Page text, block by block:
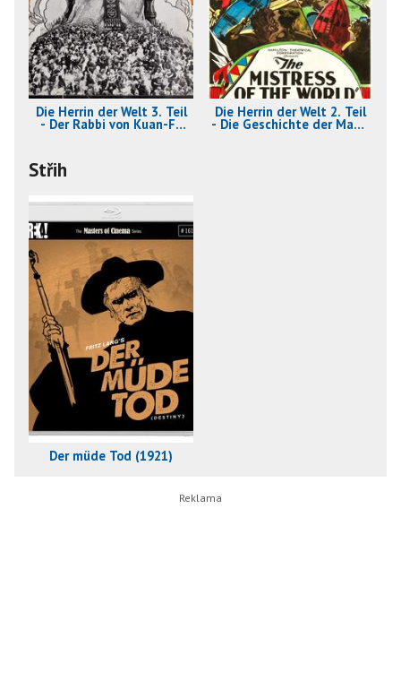
Die Herrin der Welt 3. Teil
- Der Rabbi von Kuan-Fu
Die Herrin der Welt 2. Teil
- Die Geschichte der Maud
Střih
Der müde Tod (1921)